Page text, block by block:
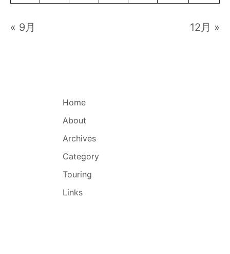
« 9月 12月 »
Home
About
Archives
Category
Touring
Links